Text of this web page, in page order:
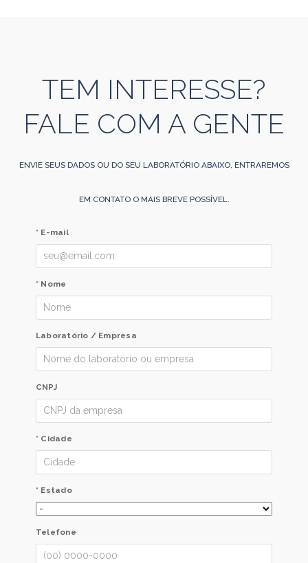
TEM INTERESSE?
FALE COM A GENTE
ENVIE SEUS DADOS OU DO SEU LABORATÓRIO ABAIXO, ENTRAREMOS
EM CONTATO O MAIS BREVE POSSÍVEL.
* E-mail
* Nome
Laboratório / Empresa
CNPJ
* Cidade
* Estado
Telefone